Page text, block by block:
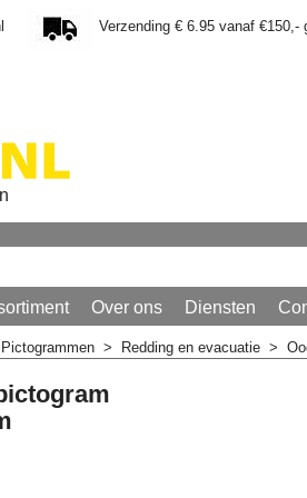
Verzending € 6.95 vanaf €150,-
Over ons Diensten
Pictogrammen > Redding en evacuatie >